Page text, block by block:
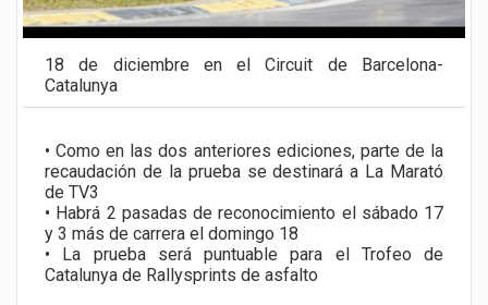
18 de diciembre en el Circuit de Barcelona-
Catalunya
• Como en las dos anteriores ediciones, parte de la
recaudación de la prueba se destinará a La Marató
de TV3
• Habrá 2 pasadas de reconocimiento el sábado 17
y 3 más de carrera el domingo 18
• La prueba será puntuable para el Trofeo de
Catalunya de Rallysprints de asfalto